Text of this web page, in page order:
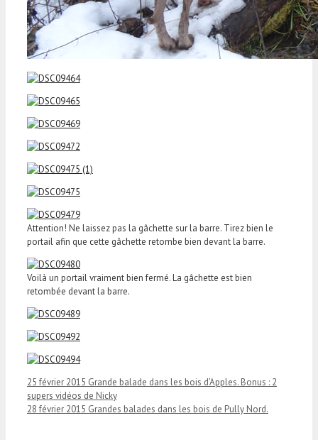
Attention! Ne laissez pas la gâchette sur la barre. Tirez bien le
portail afin que cette gâchette retombe bien devant la barre.
Voilà un portail vraiment bien fermé. La gâchette est bien
retombée devant la barre.
25 février 2015 Grande balade dans les bois d’Apples. Bonus : 2
supers vidéos de Nicky
28 février 2015 Grandes balades dans les bois de Pully Nord.